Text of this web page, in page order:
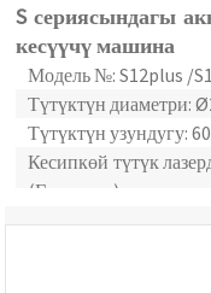
S сериясындагы
кесүүчү машина
Модель №: S12plus /
Түтүктүн диаметри:
Түтүктүн узундугу:
Кесипкөй түтүк
(Германия)